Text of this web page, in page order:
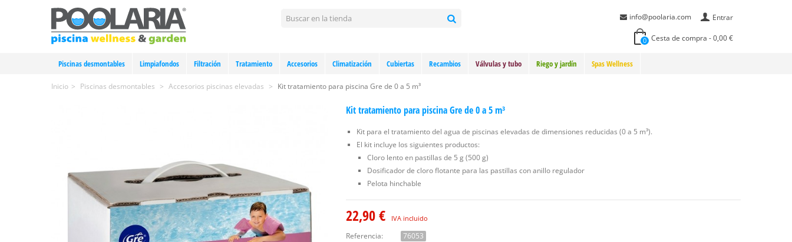
Entrar
info@poolaria.com
0 Cesta de compra -0,00 €
Piscinas desmontables Limpiafondos Filtración Tratamiento Accesorios Climatización Cubiertas Recambios Válvulas y tubo Riego y jardín Spas Wellness
Inicio > Piscinas desmontables > Accesorios piscinas elevadas > Kit tratamiento para piscina Gre de 0 a 5 m³
Kit tratamiento para piscina Gre de 0 a 5 m³
Kit para el tratamiento del agua de piscinas elevadas de dimensiones reducidas (0 a 5 m³).
El kit incluye los siguientes productos:
Cloro lento en pastillas de 5 g (500 g)
Dosificador de cloro flotante para las pastillas con anillo regulador
Pelota hinchable
22,90 € IVA incluido
Referencia: 76053